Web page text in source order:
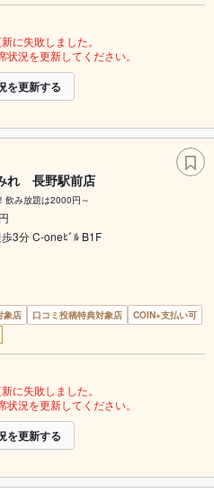
に失敗しました。
況を更新してください。
を更新する
れ 長野駅前店
飲み放題は2000円～
3分 C-oneﾋﾞﾙ B1F
象店 口コミ投稿特典対象店
COIN+支払い可
に失敗しました。
況を更新してください。
を更新する